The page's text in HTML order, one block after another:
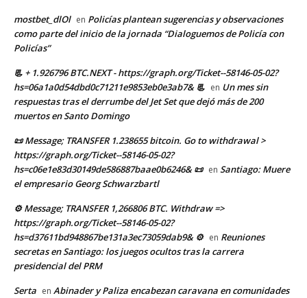
mostbet_dlOl en Policías plantean sugerencias y observaciones
como parte del inicio de la jornada “Dialoguemos de Policía con
Policías”
📃 + 1.926796 BTC.NEXT - https://graph.org/Ticket--58146-05-02?
hs=06a1a0d54dbd0c71211e9853eb0e3ab7& 📃 en Un mes sin
respuestas tras el derrumbe del Jet Set que dejó más de 200
muertos en Santo Domingo
📜 Message; TRANSFER 1.238655 bitcoin. Go to withdrawal >
https://graph.org/Ticket--58146-05-02?
hs=c06e1e83d30149de586887baae0b6246& 📜 en Santiago: Muere
el empresario Georg Schwarzbartl
⚙ Message; TRANSFER 1,266806 BTC. Withdraw =>
https://graph.org/Ticket--58146-05-02?
hs=d37611bd948867be131a3ec73059dab9& ⚙ en Reuniones
secretas en Santiago: los juegos ocultos tras la carrera
presidencial del PRM
Serta en Abinader y Paliza encabezan caravana en comunidades